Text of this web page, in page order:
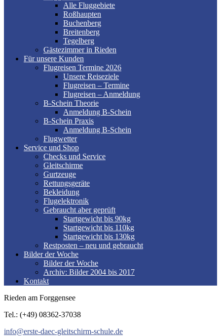
Alle Fluggebiete
Roßhaupten
Buchenberg
Breitenberg
Tegelberg
Gästezimmer in Rieden
Für unsere Kunden
Flugreisen Termine 2026
Unsere Reiseziele
Flugreisen – Termine
Flugreisen – Anmeldung
B-Schein Theorie
Anmeldung B-Schein
B-Schein Praxis
Anmeldung B-Schein
Flugwetter
Service und Shop
Checks und Service
Gleitschirme
Gurtzeuge
Rettungsgeräte
Bekleidung
Flugelektronik
Gebraucht aber geprüft
Startgewicht bis 90kg
Startgewicht bis 110kg
Startgewicht bis 130kg
Restposten – neu und gebraucht
Bilder der Woche
Bilder der Woche
Archiv: Bilder 2004 bis 2017
Kontakt
Rieden am Forggensee
Tel.: (+49) 08362-37038
info@erste-daec-gleitschirm-schule.de